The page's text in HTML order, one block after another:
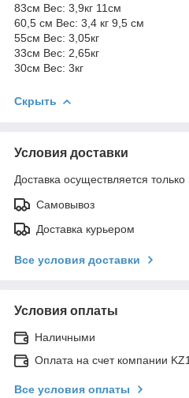
83см Вес: 3,9кг 11см
60,5 см Вес: 3,4 кг 9,5 см
55см Вес: 3,05кг
33см Вес: 2,65кг
30см Вес: 3кг
Скрыть
Условия доставки
Доставка осуществляется
Самовывоз
Доставка курьером
Все условия доставки
Условия оплаты
Наличными
Оплата на счет компании
Все условия оплаты